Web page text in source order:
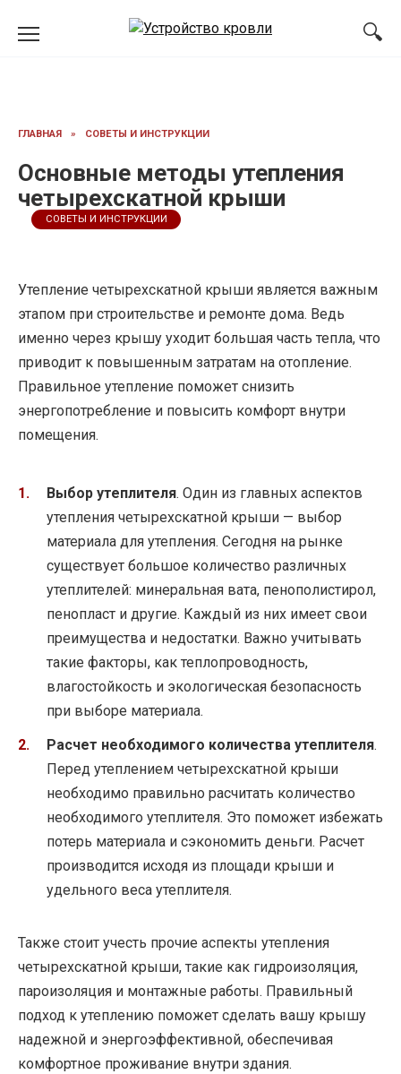
ГЛАВНАЯ » СОВЕТЫ И ИНСТРУКЦИИ
Основные методы утепления
четырехскатной крыши
СОВЕТЫ И ИНСТРУКЦИИ
Утепление четырехскатной крыши является важным
этапом при строительстве и ремонте дома. Ведь
именно через крышу уходит большая часть тепла, что
приводит к повышенным затратам на отопление.
Правильное утепление поможет снизить
энергопотребление и повысить комфорт внутри
помещения.
Выбор утеплителя. Один из главных аспектов
утепления четырехскатной крыши — выбор
материала для утепления. Сегодня на рынке
существует большое количество различных
утеплителей: минеральная вата, пенополистирол,
пенопласт и другие. Каждый из них имеет свои
преимущества и недостатки. Важно учитывать
такие факторы, как теплопроводность,
влагостойкость и экологическая безопасность
при выборе материала.
Расчет необходимого количества утеплителя.
Перед утеплением четырехскатной крыши
необходимо правильно расчитать количество
необходимого утеплителя. Это поможет избежать
потерь материала и сэкономить деньги. Расчет
производится исходя из площади крыши и
удельного веса утеплителя.
Также стоит учесть прочие аспекты утепления
четырехскатной крыши, такие как гидроизоляция,
пароизоляция и монтажные работы. Правильный
подход к утеплению поможет сделать вашу крышу
надежной и энергоэффективной, обеспечивая
комфортное проживание внутри здания.